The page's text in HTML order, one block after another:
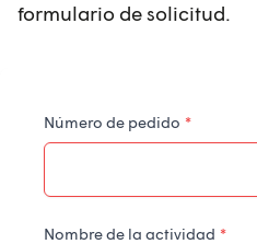
formulario de solicitud.
Número de pedido *
Nombre de la actividad *